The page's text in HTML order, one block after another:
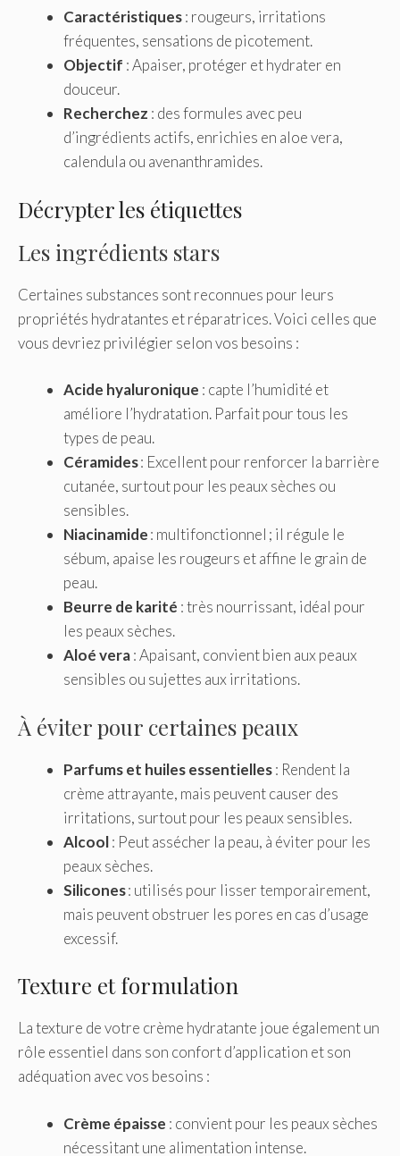
Caractéristiques: rougeurs, irritations
fréquentes, sensations de picotement.
Objectif : Apaiser, protéger et hydrater en
douceur.
Recherchez : des formules avec peu
d’ingrédients actifs, enrichies en aloe vera,
calendula ou avenanthramides.
Décrypter les étiquettes
Les ingrédients stars
Certaines substances sont reconnues pour leurs
propriétés hydratantes et réparatrices. Voici celles que
vous devriez privilégier selon vos besoins :
Acide hyaluronique : capte l’humidité et
améliore l’hydratation. Parfait pour tous les
types de peau.
Céramides: Excellent pour renforcer la barrière
cutanée, surtout pour les peaux sèches ou
sensibles.
Niacinamide: multifonctionnel ; il régule le
sébum, apaise les rougeurs et affine le grain de
peau.
Beurre de karité : très nourrissant, idéal pour
les peaux sèches.
Aloé vera: Apaisant, convient bien aux peaux
sensibles ou sujettes aux irritations.
À éviter pour certaines peaux
Parfums et huiles essentielles: Rendent la
crème attrayante, mais peuvent causer des
irritations, surtout pour les peaux sensibles.
Alcool: Peut assécher la peau, à éviter pour les
peaux sèches.
Silicones: utilisés pour lisser temporairement,
mais peuvent obstruer les pores en cas d’usage
excessif.
Texture et formulation
La texture de votre crème hydratante joue également un
rôle essentiel dans son confort d’application et son
adéquation avec vos besoins :
Crème épaisse : convient pour les peaux sèches
nécessitant une alimentation intense.